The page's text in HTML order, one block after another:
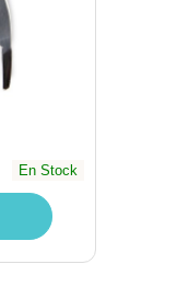
En Stock